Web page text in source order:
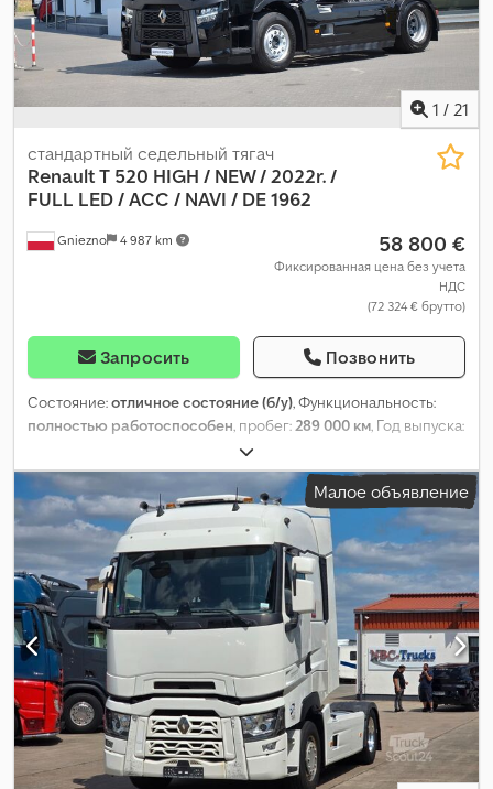
1 / 21
Gniezno 4 987 km
стандартный седельный тягач
Renault T 520 HIGH / NEW / 2022r. /
FULL LED / ACC / NAVI / DE 1962
58 800 €
Фиксированная цена без учета
НДС
(72 324 € брутто)
Запросить Позвонить
Состояние:отличное состояние (б/у), Функциональность:
полностью работоспособен, пробег:289 000 км, Год выпуска:
Малое объявление